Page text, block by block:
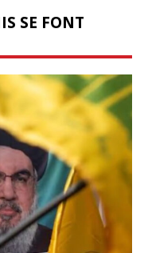
SE FONT